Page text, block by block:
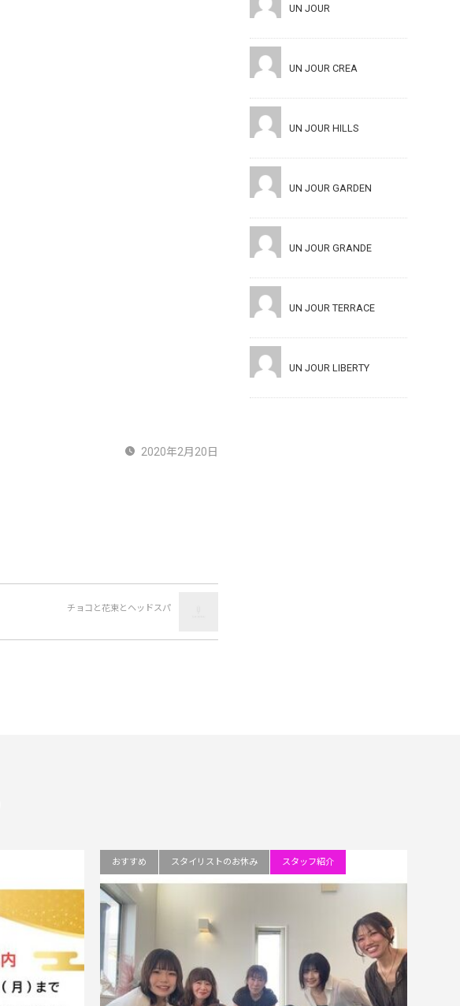
2020年2月20日
チョコと花束とヘッドスパ
UN JOUR
UN JOUR CREA
UN JOUR HILLS
UN JOUR GARDEN
UN JOUR GRANDE
UN JOUR TERRACE
UN JOUR LIBERTY
おすすめ スタイリストのお休み スタッフ紹介